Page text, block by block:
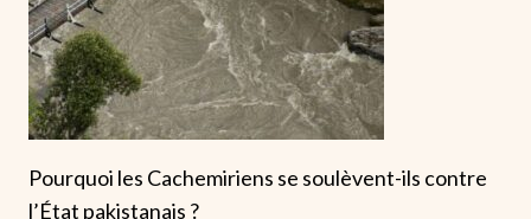
Pourquoi les Cachemiriens se soulèvent-ils contre
l’État pakistanais ?